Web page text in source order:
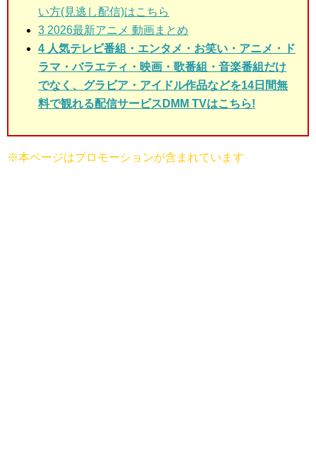
い方(見逃し配信)はこちら
3 2026最新アニメ 動画まとめ
4 人気テレビ番組・エンタメ・お笑い・アニメ・ド
ラマ・バラエティ・映画・歌番組・音楽番組だけ
でなく、グラビア・アイドル作品などを14日間無
料で観れる配信サービスDMM TVはこちら!
※本ページはプロモーションが含まれています